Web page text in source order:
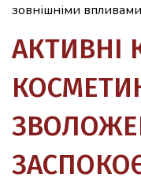
зовнішніми
АКТИВНІ